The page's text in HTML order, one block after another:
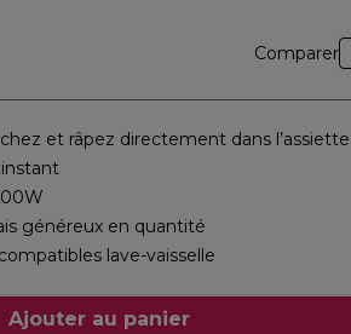
Comparer
et râpez directement dans l’assiette
généreux en quantité
lave-vaisselle
Ajouter au panier